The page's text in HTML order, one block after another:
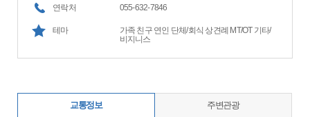
연락처 055-632-7846
테마
가족 친구 연인 단체/회식 상견례 MT/OT 기타/
비지니스
교통정보 주변관광